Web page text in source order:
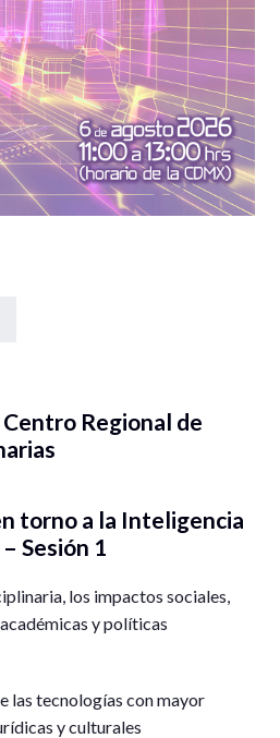
Regional de
torno a la Inteligencia
Sesión 1
los impactos sociales,
y políticas
las tecnologías con mayor
y culturales